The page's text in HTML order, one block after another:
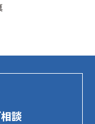
談